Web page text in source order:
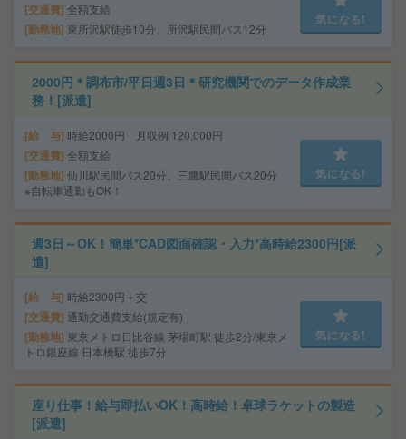
交通費 全額支給
勤務地 東所沢駅徒歩10分、所沢駅民間バス12分
気になる!
2000円＊調布市/平日週3日＊研究機関でのデータ作成業
務！[派遣]
給 与 時給2000円 月収例 120,000円
交通費 全額支給
勤務地 仙川駅民間バス20分、三鷹駅民間バス20分
※自転車通勤もOK！
気になる!
週3日～OK！簡単*CAD図面確認・入力*高時給2300円[派
遣]
給 与 時給2300円＋交
交通費 通勤交通費支給(規定有)
勤務地 東京メトロ日比谷線 茅場町駅 徒歩2分/東京メ
トロ銀座線 日本橋駅 徒歩7分
気になる!
座り仕事！給与即払いOK！高時給！卓球ラケットの製造
[派遣]